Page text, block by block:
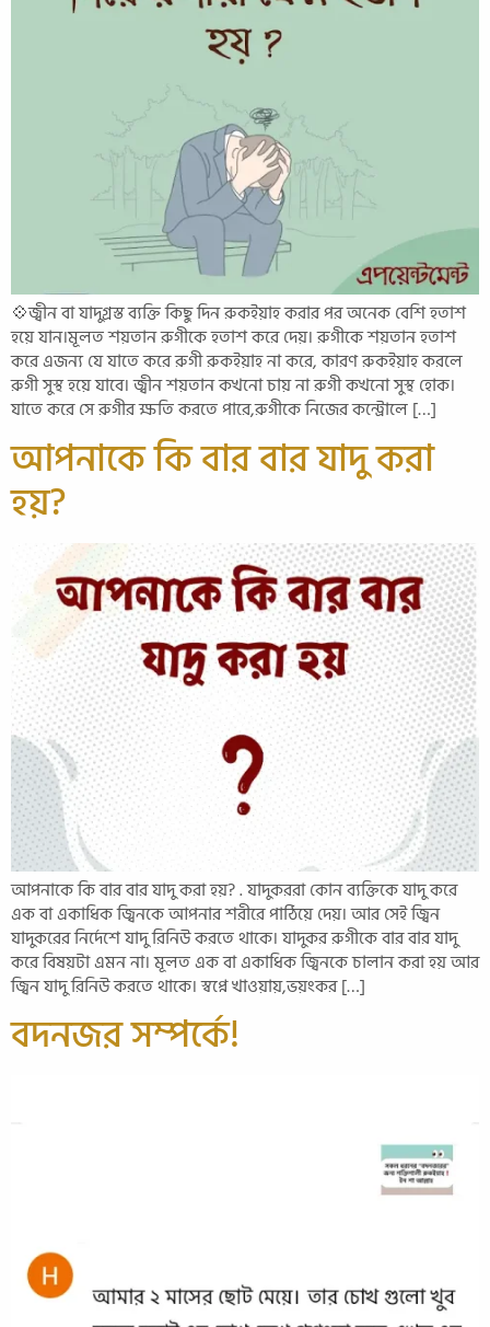
💠জ্বীন বা যাদুগ্রস্ত ব্যক্তি কিছু দিন রুকইয়াহ করার পর অনেক বেশি হতাশ
হয়ে যান।মূলত শয়তান রুগীকে হতাশ করে দেয়। রুগীকে শয়তান হতাশ
করে এজন্য যে যাতে করে রুগী রুকইয়াহ না করে, কারণ রুকইয়াহ করলে
রুগী সুস্থ হয়ে যাবে। জ্বীন শয়তান কখনো চায় না রুগী কখনো সুস্থ হোক।
যাতে করে সে রুগীর ক্ষতি করতে পারে,রুগীকে নিজের কন্ট্রোলে […]
আপনাকে কি বার বার যাদু করা
হয়?
আপনাকে কি বার বার যাদু করা হয়? . যাদুকররা কোন ব্যক্তিকে যাদু করে
এক বা একাধিক জ্বিনকে আপনার শরীরে পাঠিয়ে দেয়। আর সেই জ্বিন
যাদুকরের নির্দেশে যাদু রিনিউ করতে থাকে। যাদুকর রুগীকে বার বার যাদু
করে বিষয়টা এমন না। মূলত এক বা একাধিক জ্বিনকে চালান করা হয় আর
জ্বিন যাদু রিনিউ করতে থাকে। স্বপ্নে খাওয়ায়,ভয়ংকর […]
বদনজর সম্পর্কে!